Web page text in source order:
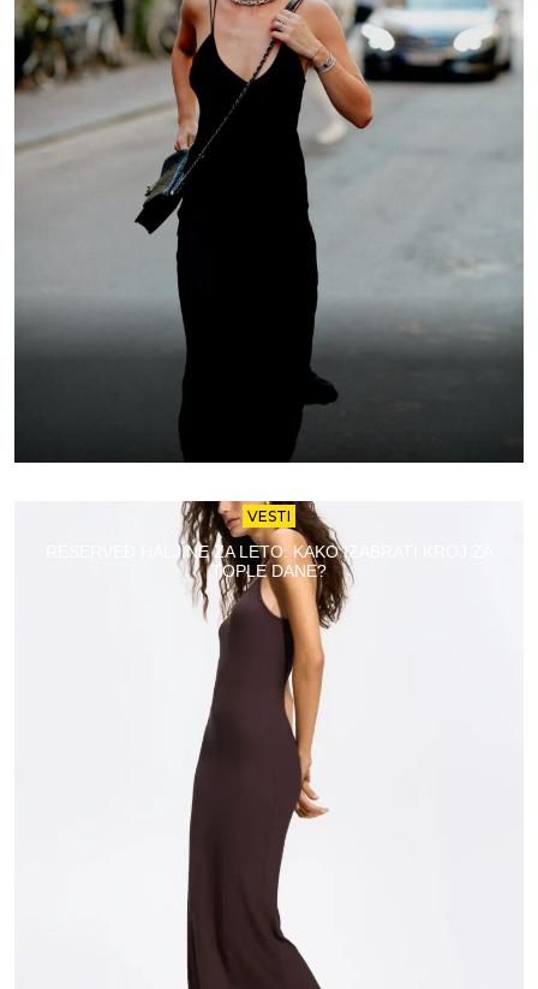
VESTI
RESERVED HALJINE ZA LETO: KAKO IZABRATI KROJ ZA
TOPLE DANE?